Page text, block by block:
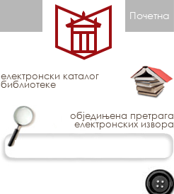
Почетна
електронски каталог
библиотеке
обједињена претрага
електронских извора